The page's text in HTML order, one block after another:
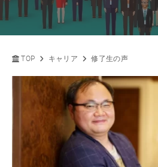
TOP キャリア 修了生の声